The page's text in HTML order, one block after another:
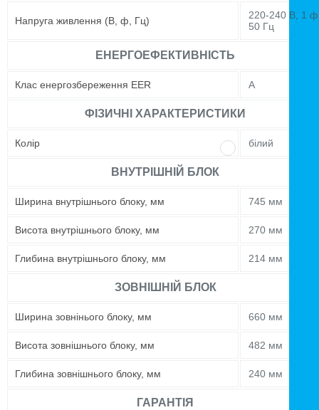
Напруга живлення (В, ф, Гц)
220-240 В, 1
50 Гц
ЕНЕРГОЕФЕКТИВНІСТЬ
Клас енергозбереження EER A
ФІЗИЧНІ ХАРАКТЕРИСТИКИ
Колір білий
ВНУТРІШНІЙ БЛОК
Ширина внутрішнього блоку, мм 745 мм
Висота внутрішнього блоку, мм 270 мм
Глибина внутрішнього блоку, мм 214 мм
ЗОВНІШНІЙ БЛОК
Ширина зовнінього блоку, мм 660 мм
Висота зовнішнього блоку, мм 482 мм
Глибина зовнішнього блоку, мм 240 мм
ГАРАНТІЯ